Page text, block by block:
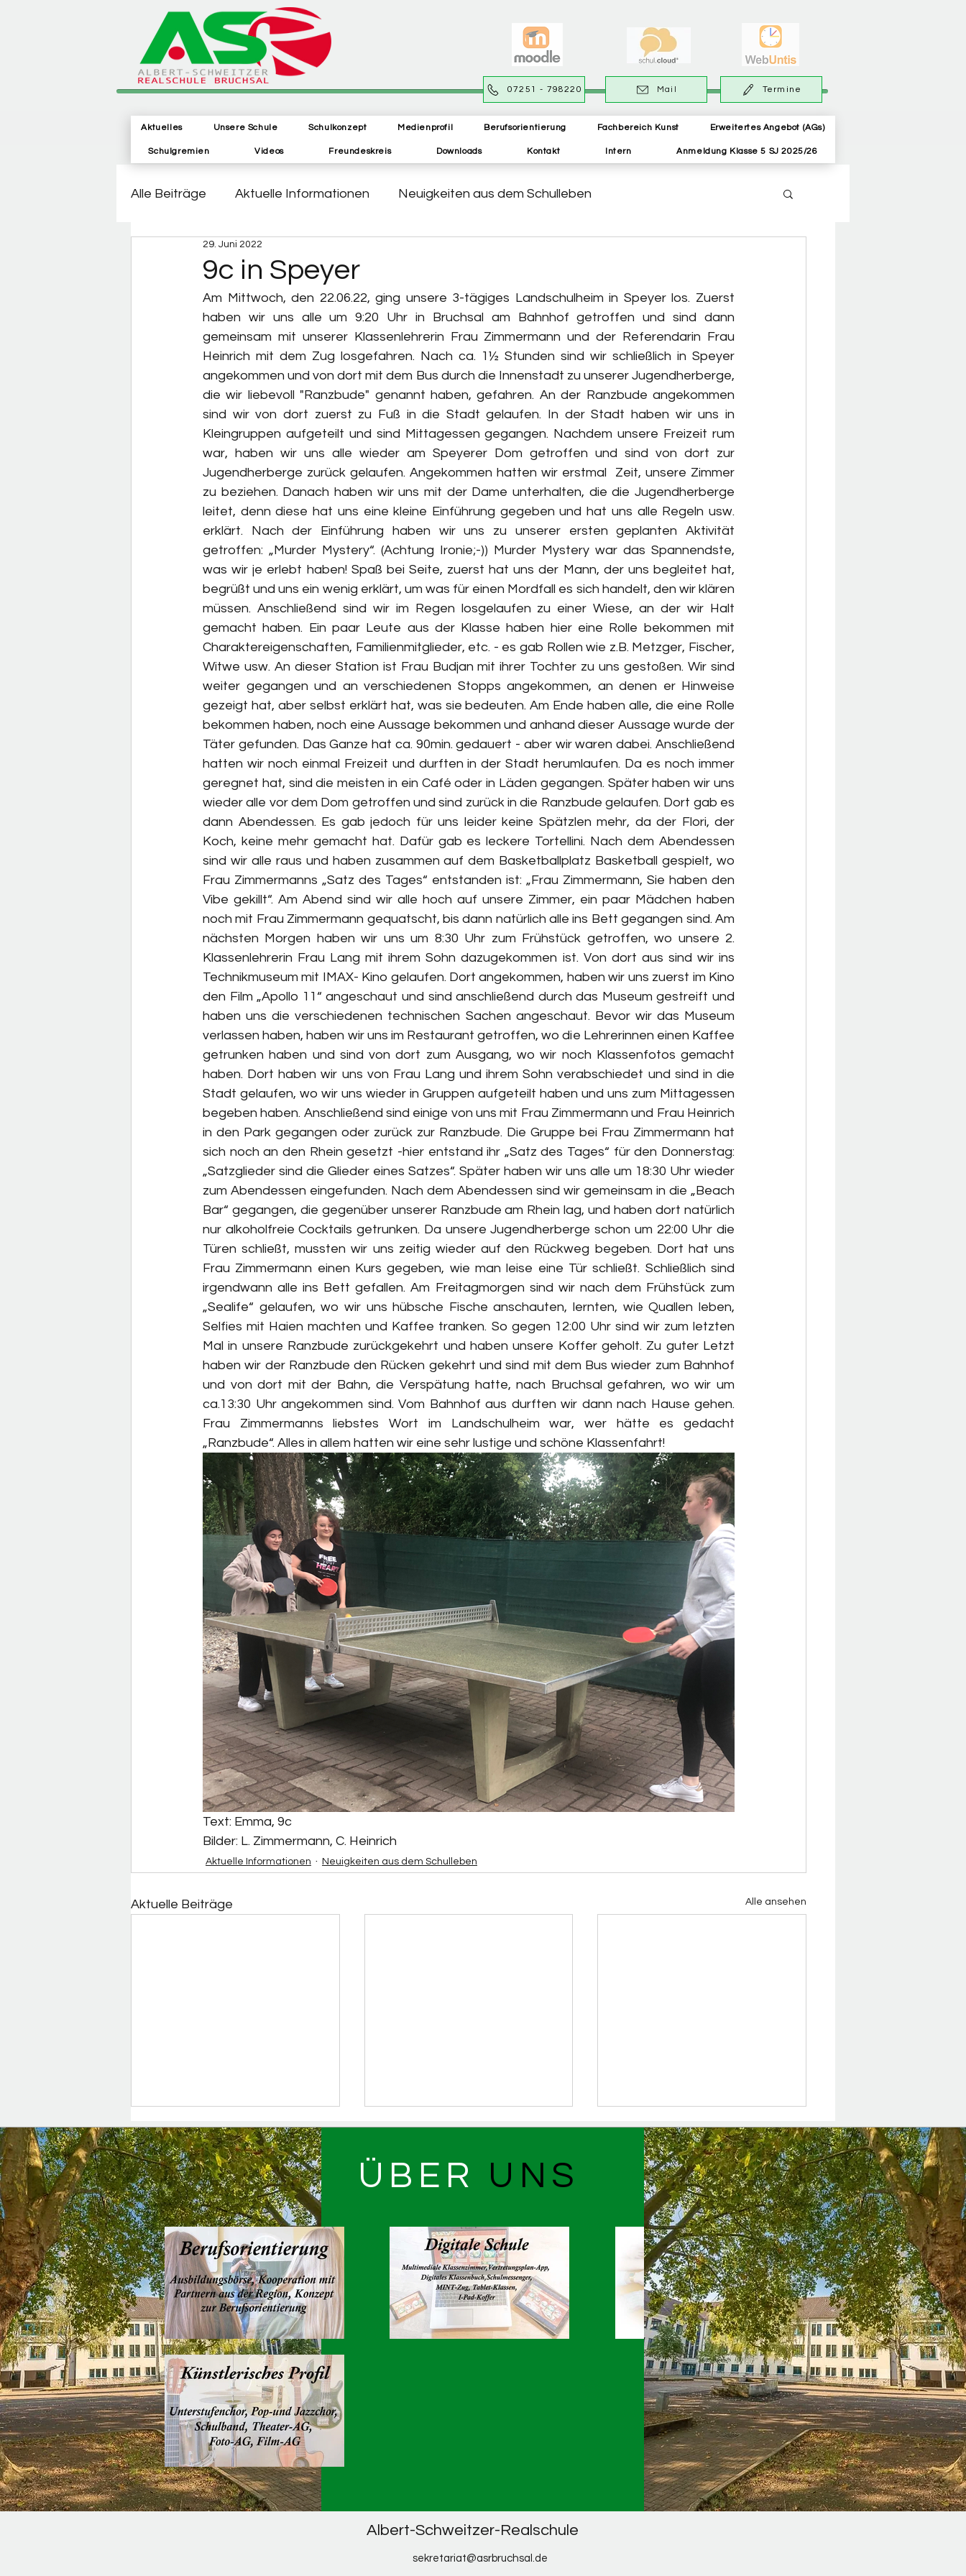
Termine
07251 - 798220 Mail
Aktuelles Unsere Schule Schulkonzept Medienprofil Berufsorientierung Fachbereich Kunst Erweitertes Angebot (AGs)
Schulgremien Videos Freundeskreis Downloads Kontakt Intern Anmeldung Klasse 5 SJ 2025/26
Alle Beiträge Aktuelle Informationen Neuigkeiten aus dem Schulleben
9c in Speyer
29. Juni 2022
Am Mittwoch, den 22.06.22, ging unsere 3-tägiges Landschulheim in Speyer los. Zuerst
haben wir uns alle um 9:20 Uhr in Bruchsal am Bahnhof getroffen und sind dann
gemeinsam mit unserer Klassenlehrerin Frau Zimmermann und der Referendarin Frau
Heinrich mit dem Zug losgefahren. Nach ca. 1½ Stunden sind wir schließlich in Speyer
angekommen und von dort mit dem Bus durch die Innenstadt zu unserer Jugendherberge,
die wir liebevoll "Ranzbude" genannt haben, gefahren. An der Ranzbude angekommen
sind wir von dort zuerst zu Fuß in die Stadt gelaufen. In der Stadt haben wir uns in
Kleingruppen aufgeteilt und sind Mittagessen gegangen. Nachdem unsere Freizeit rum
war, haben wir uns alle wieder am Speyerer Dom getroffen und sind von dort zur
Jugendherberge zurück gelaufen. Angekommen hatten wir erstmal  Zeit, unsere Zimmer
zu beziehen. Danach haben wir uns mit der Dame unterhalten, die die Jugendherberge
leitet, denn diese hat uns eine kleine Einführung gegeben und hat uns alle Regeln usw.
erklärt. Nach der Einführung haben wir uns zu unserer ersten geplanten Aktivität
getroffen: „Murder Mystery“. (Achtung Ironie;-)) Murder Mystery war das Spannendste,
was wir je erlebt haben! Spaß bei Seite, zuerst hat uns der Mann, der uns begleitet hat,
begrüßt und uns ein wenig erklärt, um was für einen Mordfall es sich handelt, den wir klären
müssen. Anschließend sind wir im Regen losgelaufen zu einer Wiese, an der wir Halt
gemacht haben. Ein paar Leute aus der Klasse haben hier eine Rolle bekommen mit
Charaktereigenschaften, Familienmitglieder, etc. - es gab Rollen wie z.B. Metzger, Fischer,
Witwe usw. An dieser Station ist Frau Budjan mit ihrer Tochter zu uns gestoßen. Wir sind
weiter gegangen und an verschiedenen Stopps angekommen, an denen er Hinweise
gezeigt hat, aber selbst erklärt hat, was sie bedeuten. Am Ende haben alle, die eine Rolle
bekommen haben, noch eine Aussage bekommen und anhand dieser Aussage wurde der
Täter gefunden. Das Ganze hat ca. 90min. gedauert - aber wir waren dabei. Anschließend
hatten wir noch einmal Freizeit und durften in der Stadt herumlaufen. Da es noch immer
geregnet hat, sind die meisten in ein Café oder in Läden gegangen. Später haben wir uns
wieder alle vor dem Dom getroffen und sind zurück in die Ranzbude gelaufen. Dort gab es
dann Abendessen. Es gab jedoch für uns leider keine Spätzlen mehr, da der Flori, der
Koch, keine mehr gemacht hat. Dafür gab es leckere Tortellini. Nach dem Abendessen
sind wir alle raus und haben zusammen auf dem Basketballplatz Basketball gespielt, wo
Frau Zimmermanns „Satz des Tages“ entstanden ist: „Frau Zimmermann, Sie haben den
Vibe gekillt“. Am Abend sind wir alle hoch auf unsere Zimmer, ein paar Mädchen haben
noch mit Frau Zimmermann gequatscht, bis dann natürlich alle ins Bett gegangen sind. Am
nächsten Morgen haben wir uns um 8:30 Uhr zum Frühstück getroffen, wo unsere 2.
Klassenlehrerin Frau Lang mit ihrem Sohn dazugekommen ist. Von dort aus sind wir ins
Technikmuseum mit IMAX- Kino gelaufen. Dort angekommen, haben wir uns zuerst im Kino
den Film „Apollo 11“ angeschaut und sind anschließend durch das Museum gestreift und
haben uns die verschiedenen technischen Sachen angeschaut. Bevor wir das Museum
verlassen haben, haben wir uns im Restaurant getroffen, wo die Lehrerinnen einen Kaffee
getrunken haben und sind von dort zum Ausgang, wo wir noch Klassenfotos gemacht
haben. Dort haben wir uns von Frau Lang und ihrem Sohn verabschiedet und sind in die
Stadt gelaufen, wo wir uns wieder in Gruppen aufgeteilt haben und uns zum Mittagessen
begeben haben. Anschließend sind einige von uns mit Frau Zimmermann und Frau Heinrich
in den Park gegangen oder zurück zur Ranzbude. Die Gruppe bei Frau Zimmermann hat
sich noch an den Rhein gesetzt -hier entstand ihr „Satz des Tages“ für den Donnerstag:
„Satzglieder sind die Glieder eines Satzes“. Später haben wir uns alle um 18:30 Uhr wieder
zum Abendessen eingefunden. Nach dem Abendessen sind wir gemeinsam in die „Beach
Bar“ gegangen, die gegenüber unserer Ranzbude am Rhein lag, und haben dort natürlich
nur alkoholfreie Cocktails getrunken. Da unsere Jugendherberge schon um 22:00 Uhr die
Türen schließt, mussten wir uns zeitig wieder auf den Rückweg begeben. Dort hat uns
Frau Zimmermann einen Kurs gegeben, wie man leise eine Tür schließt. Schließlich sind
irgendwann alle ins Bett gefallen. Am Freitagmorgen sind wir nach dem Frühstück zum
„Sealife“ gelaufen, wo wir uns hübsche Fische anschauten, lernten, wie Quallen leben,
Selfies mit Haien machten und Kaffee tranken. So gegen 12:00 Uhr sind wir zum letzten
Mal in unsere Ranzbude zurückgekehrt und haben unsere Koffer geholt. Zu guter Letzt
haben wir der Ranzbude den Rücken gekehrt und sind mit dem Bus wieder zum Bahnhof
und von dort mit der Bahn, die Verspätung hatte, nach Bruchsal gefahren, wo wir um
ca.13:30 Uhr angekommen sind. Vom Bahnhof aus durften wir dann nach Hause gehen.
Frau Zimmermanns liebstes Wort im Landschulheim war, wer hätte es gedacht
„Ranzbude“. Alles in allem hatten wir eine sehr lustige und schöne Klassenfahrt!
Text: Emma, 9c
Bilder: L. Zimmermann, C. Heinrich
Aktuelle Informationen Neuigkeiten aus dem Schulleben
Aktuelle Beiträge Alle ansehen
Erholsame Sommerferien!
Lernen durch Engagement –
Die AES-Gruppe der Klasse
7e im Seniorenheim
ÜBER UNS
Albert-Schweitzer-Realschule
sekretariat@asrbruchsal.de